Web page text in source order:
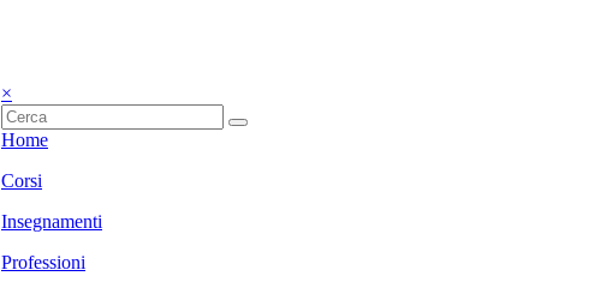
×
Home
Corsi
Insegnamenti
Professioni